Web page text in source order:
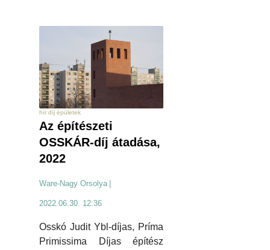
hír díj épületek
Az építészeti
OSSKÁR-díj átadása,
2022
Ware-Nagy Orsolya
2022.06.30. 12:36
Osskó Judit Ybl-díjas, Príma
Primissima Díjas építész